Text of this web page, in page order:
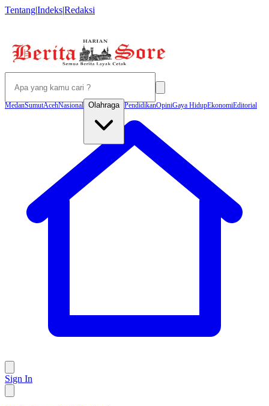
Tentang|Indeks|Redaksi
MedanSumutAcehNasional Olahraga PendidikanOpiniGaya HidupEkonomiEditorial
Sign In